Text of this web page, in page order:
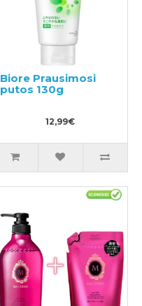
Biore Prausimosi
putos 130g
12,99€